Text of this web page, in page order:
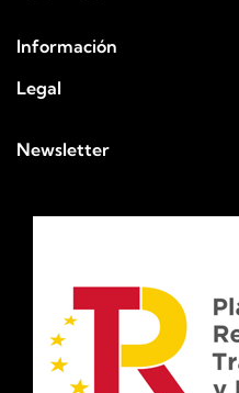
Información
Legal
Newsletter